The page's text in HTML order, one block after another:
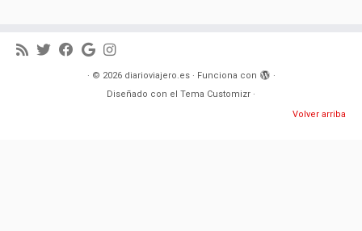
· © 2026 diarioviajero.es· Funciona con
·
Diseñado con el Tema Customizr ·
Volver arriba